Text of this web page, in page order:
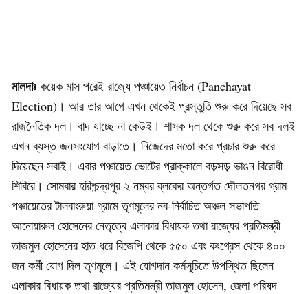
মালদাঃ কয়েক মাস পরেই রাজ্যে পঞ্চায়েত নির্বাচন (Panchayat
Election)। আর তার আগে এখন থেকেই প্রস্তুতি শুরু করে দিয়েছে সব
রাজনৈতিক দল। বাদ যাচ্ছে না কেউই। শাসক দল থেকে শুরু করে সব দলই
এখন ব্যস্ত জনসংযোগ বাড়াতে। নিজেদের মতো করে প্রচার শুরু করে
দিয়েছেন সবাই। এবার পঞ্চায়েত ভোটের প্রাক্কালে বড়সড় ভাঙন বিরোধী
শিবিরে। সোমবার হরিশ্চন্দ্রপুর ২ নম্বর ব্লকের অন্তর্গত দৌলতনগর গ্রাম
পঞ্চায়েতের টালবাংরুয়া গ্রামে তৃণমূলের নব-নির্বাচিত অঞ্চল সভাপতি
আনোয়ারুল হোসেনের নেতৃত্বে এলাকার বিধায়ক তথা রাজ্যের প্রতিমন্ত্রী
তাজমুল হোসেনের হাত ধরে বিজেপি থেকে ৫৫০ এবং কংগ্রেস থেকে ৪০০
জন কর্মী যোগ দিল তৃণমূলে। এই যোগদান কর্মসূচিতে উপস্থিত ছিলেন
এলাকার বিধায়ক তথা রাজ্যের প্রতিমন্ত্রী তাজমুল হোসেন, জেলা পরিষদ